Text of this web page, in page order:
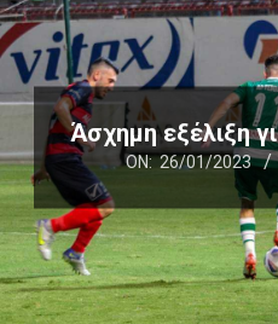
Menu
Άσχημη εξέλιξη
ON: 26/01/2023